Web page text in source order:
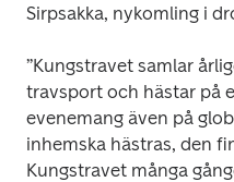
Sirpsakka, nykomling i
”Kungstravet samlar
travsport och hästar på
evenemang även på
inhemska hästras, den
Kungstravet många